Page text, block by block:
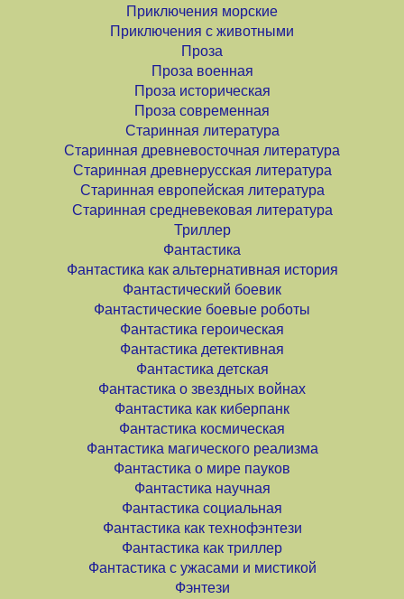
Приключения морские
Приключения с животными
Проза
Проза военная
Проза историческая
Проза современная
Старинная литература
Старинная древневосточная литература
Старинная древнерусская литература
Старинная европейская литература
Старинная средневековая литература
Триллер
Фантастика
Фантастика как альтернативная история
Фантастический боевик
Фантастические боевые роботы
Фантастика героическая
Фантастика детективная
Фантастика детская
Фантастика о звездных войнах
Фантастика как киберпанк
Фантастика космическая
Фантастика магического реализма
Фантастика о мире пауков
Фантастика научная
Фантастика социальная
Фантастика как технофэнтези
Фантастика как триллер
Фантастика с ужасами и мистикой
Фэнтези